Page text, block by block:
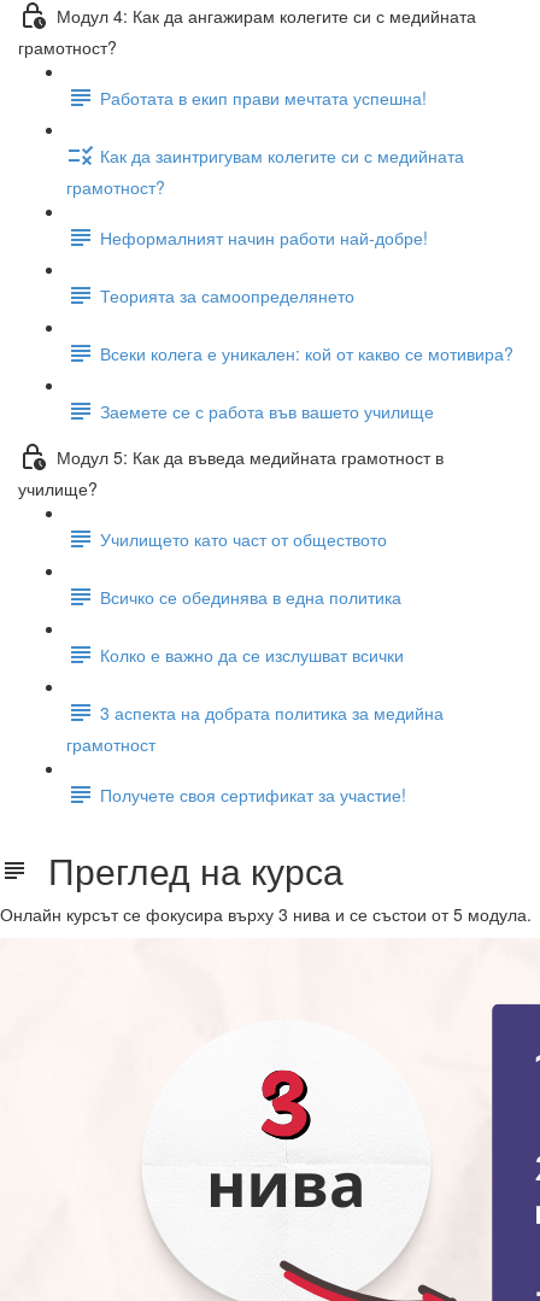
Модул 4: Как да ангажирам колегите си с медийната
грамотност?
Работата в екип прави мечтата успешна!
Как да заинтригувам колегите си с медийната
грамотност?
Неформалният начин работи най-добре!
Теорията за самоопределянето
Всеки колега е уникален: кой от какво се мотивира?
Заемете се с работа във вашето училище
Модул 5: Как да въведа медийната грамотност в
училище?
Училището като част от обществото
Всичко се обединява в една политика
Колко е важно да се изслушват всички
3 аспекта на добрата политика за медийна
грамотност
Получете своя сертификат за участие!
Преглед на курса
Онлайн курсът се фокусира върху 3 нива и се състои от 5 модула.